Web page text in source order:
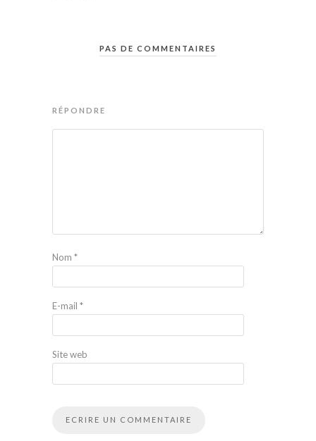
PAS DE COMMENTAIRES
RÉPONDRE
Nom *
E-mail *
Site web